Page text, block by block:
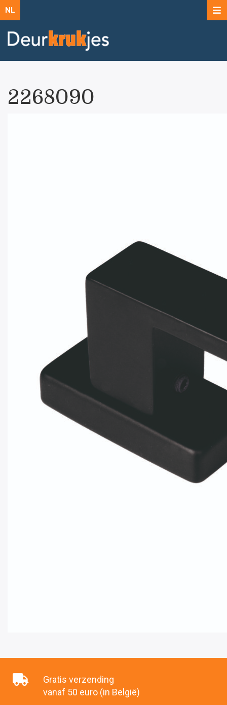
NL
2268090
Gratis verzending
vanaf 50 euro (in België)